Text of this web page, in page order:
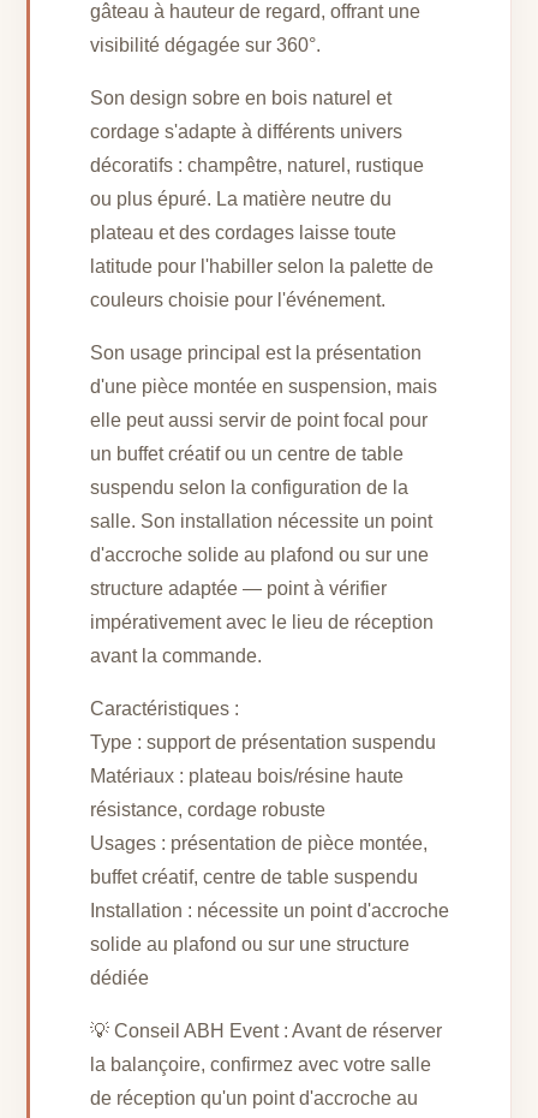
gâteau à hauteur de regard, offrant une
visibilité dégagée sur 360°.
Son design sobre en bois naturel et
cordage s'adapte à différents univers
décoratifs : champêtre, naturel, rustique
ou plus épuré. La matière neutre du
plateau et des cordages laisse toute
latitude pour l'habiller selon la palette de
couleurs choisie pour l'événement.
Son usage principal est la présentation
d'une pièce montée en suspension, mais
elle peut aussi servir de point focal pour
un buffet créatif ou un centre de table
suspendu selon la configuration de la
salle. Son installation nécessite un point
d'accroche solide au plafond ou sur une
structure adaptée — point à vérifier
impérativement avec le lieu de réception
avant la commande.
Caractéristiques :
Type : support de présentation suspendu
Matériaux : plateau bois/résine haute
résistance, cordage robuste
Usages : présentation de pièce montée,
buffet créatif, centre de table suspendu
Installation : nécessite un point d'accroche
solide au plafond ou sur une structure
dédiée
💡 Conseil ABH Event : Avant de réserver
la balançoire, confirmez avec votre salle
de réception qu'un point d'accroche au